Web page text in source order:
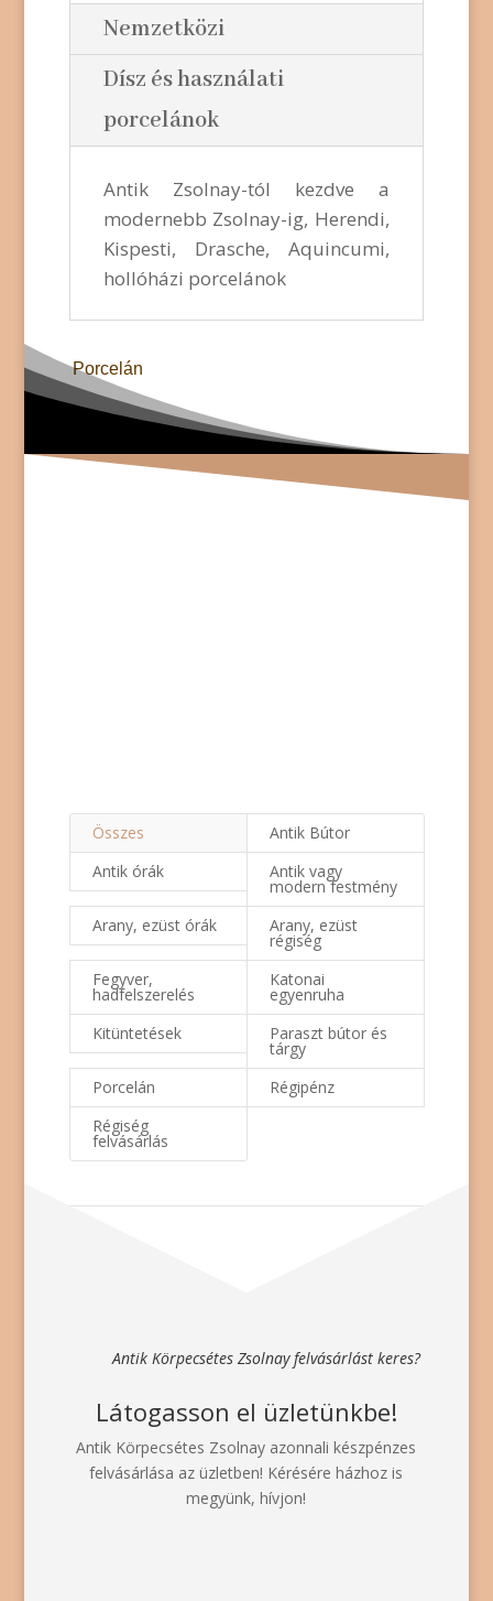
Nemzetközi
Dísz és használati
porcelánok
Antik Zsolnay-tól kezdve a
modernebb Zsolnay-ig, Herendi,
Kispesti, Drasche, Aquincumi,
hollóházi porcelánok
Porcelán
Összes
Antik Bútor
Antik órák
Antik vagy
modern festmény
Arany, ezüst órák
Arany, ezüst
régiség
Fegyver,
hadfelszerelés
Katonai
egyenruha
Kitüntetések
Paraszt bútor és
tárgy
Porcelán
Régipénz
Régiség
felvásárlás
Antik Körpecsétes Zsolnay felvásárlást keres?
Látogasson el üzletünkbe!
Antik Körpecsétes Zsolnay azonnali készpénzes
felvásárlása az üzletben! Kérésére házhoz is
megyünk, hívjon!